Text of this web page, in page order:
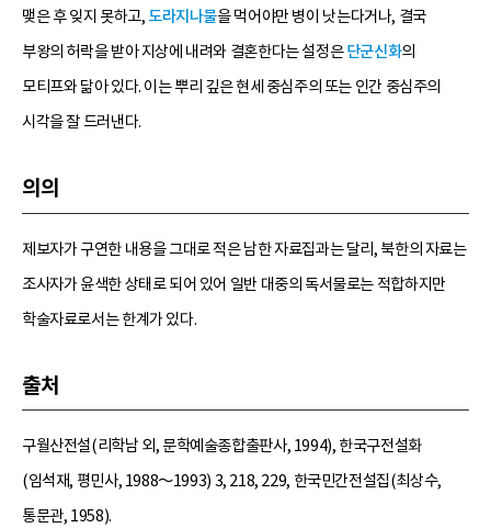
맺은 후 잊지 못하고, 도라지나물을 먹어야만 병이 낫는다거나, 결국
부왕의 허락을 받아 지상에 내려와 결혼한다는 설정은단군신화의
모티프와 닮아 있다. 이는 뿌리 깊은 현세 중심주의 또는 인간 중심주의
시각을 잘 드러낸다.
의의
제보자가 구연한 내용을 그대로 적은 남한 자료집과는 달리, 북한의 자료는
조사자가 윤색한 상태로 되어 있어 일반 대중의 독서물로는 적합하지만
학술자료로서는 한계가 있다.
출처
구월산전설(리학남 외, 문학예술종합출판사, 1994), 한국구전설화
(임석재, 평민사, 1988～1993) 3, 218, 229, 한국민간전설집(최상수,
통문관, 1958).